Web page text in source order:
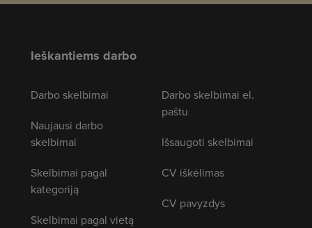
Ieškantiems darbo
Darbo skelbimai
Naujausi darbo
skelbimai
Skelbimai pagal
kategoriją
Skelbimai pagal vietą
Darbo skelbimai el.
paštu
Išsaugoti skelbimai
CV iškėlimas
CV pavyzdys